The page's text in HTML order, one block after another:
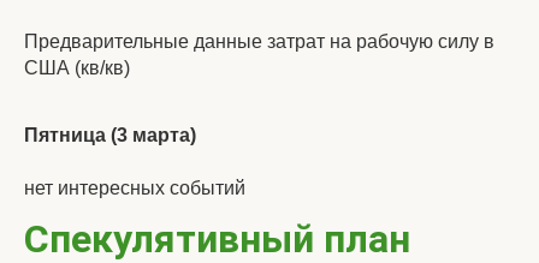
Предварительные данные затрат на рабочую силу в
США (кв/кв)
Пятница (3 марта)
нет интересных событий
Спекулятивный план